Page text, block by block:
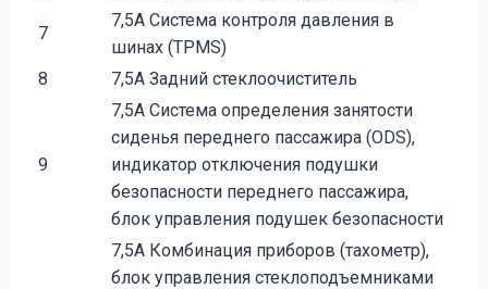
7
7,5А Система контроля давления в
шинах (TPMS)
8
7,5А Задний стеклоочиститель
9
7,5A Система определения занятости
сиденья переднего пассажира (ODS),
индикатор отключения подушки
безопасности переднего пассажира,
блок управления подушек безопасности
7,5A Комбинация приборов (тахометр),
блок управления стеклоподъемниками